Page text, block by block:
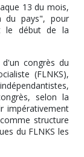
13 du mois,
du pays", pour
le début de la
congrès du
(FLNKS),
selon la
impérativement
structure
du FLNKS les